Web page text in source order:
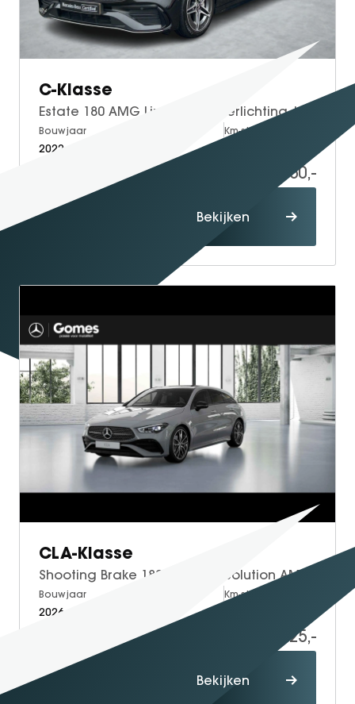
C-Klasse
Estate 180 AMG Line | Sfeerverlichting | Stoelverwarming | Cruise Control | Achteruitrijcamera
Bouwjaar
2022
Km-stand
29.950,-
Bekijken
CLA-Klasse
Shooting Brake 180 Business Solution AMG | AMG Plus Pakket | Night Pakket | Panoramadak | 360° Camera | Dodehoekassistent | Head-up Display | MULTIBEAM LED Koplampen | Advanced Sound System | Elektrisch Verstelbare Stoelen + Memory | Stoelverwarming | Sfeerverlichting | Apple CarPlay | Android Auto
Bouwjaar
2026
Km-stand
55.825,-
Bekijken